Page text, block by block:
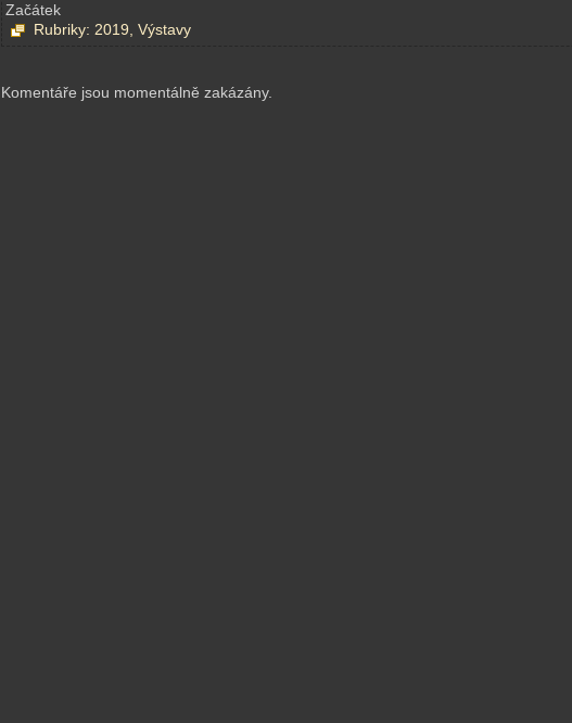
Začátek
Rubriky: 2019 Výstavy
Komentáře jsou momentálně zakázány.